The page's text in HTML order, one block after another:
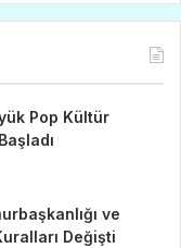
Pop Kültür
ve
Değişti